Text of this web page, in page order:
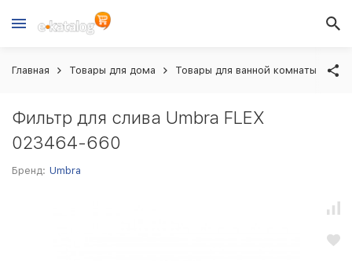
Главная Товары для дома Товары для ванной комнаты
Фильтр для слива Umbra FLEX
023464-660
Бренд: Umbra